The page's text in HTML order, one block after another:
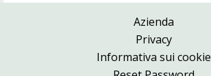
Azienda
Privacy
Informativa sui cookie